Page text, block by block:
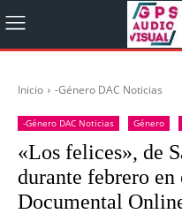
Inicio -Género DAC Noticias
-Género DAC Noticias Género
«Los felices», de
durante febrero
Documental